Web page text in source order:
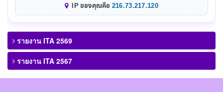
IP ของคุณคือ 216.73.217.120
รายงาน ITA 2569
รายงาน ITA 2567